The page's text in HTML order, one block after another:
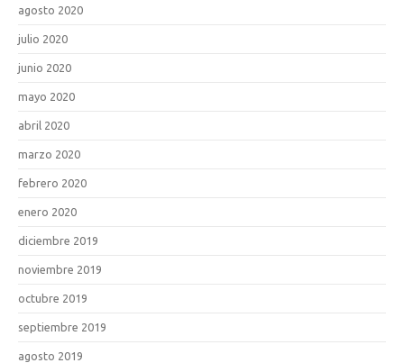
agosto 2020
julio 2020
junio 2020
mayo 2020
abril 2020
marzo 2020
febrero 2020
enero 2020
diciembre 2019
noviembre 2019
octubre 2019
septiembre 2019
agosto 2019